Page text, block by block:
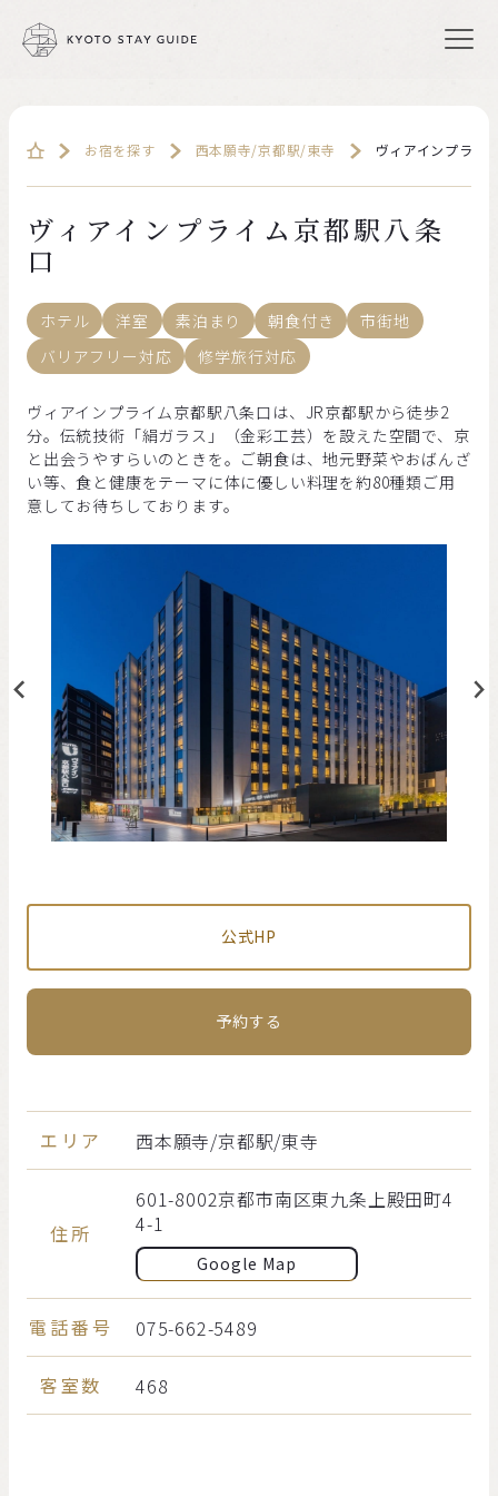
お宿を探す 西本願寺/京都駅/東寺 ヴィアインプライ
ヴィアインプライム京都駅八条
口
ホテル 洋室 素泊まり 朝食付き
市街地
バリアフリー対応
修学旅行対応
ヴィアインプライム京都駅八条口は、JR京都駅から徒歩2
分。伝統技術「絹ガラス」（金彩工芸）を設えた空間で、京
と出会うやすらいのときを。ご朝食は、地元野菜やおばんざ
い等、食と健康をテーマに体に優しい料理を約80種類ご用
意してお待ちしております。
公式HP
予約する
エリア 西本願寺/京都駅/東寺
住所
601-8002京都市南区東九条上殿田町4
4-1
Google Map
電話番号 075-662-5489
客室数 468